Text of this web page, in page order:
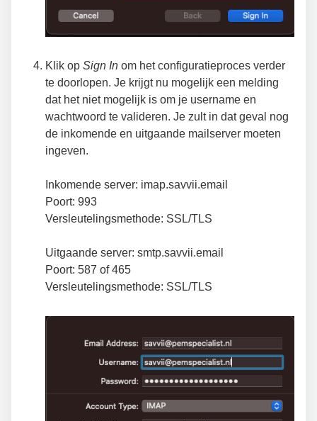
Klik op Sign In om het configuratieproces verder
te doorlopen. Je krijgt nu mogelijk een melding
dat het niet mogelijk is om je username en
wachtwoord te valideren. Je zult in dat geval nog
de inkomende en uitgaande mailserver moeten
ingeven.
Inkomende server: imap.savvii.email
Poort: 993
Versleutelingsmethode: SSL/TLS
Uitgaande server: smtp.savvii.email
Poort: 587 of 465
Versleutelingsmethode: SSL/TLS